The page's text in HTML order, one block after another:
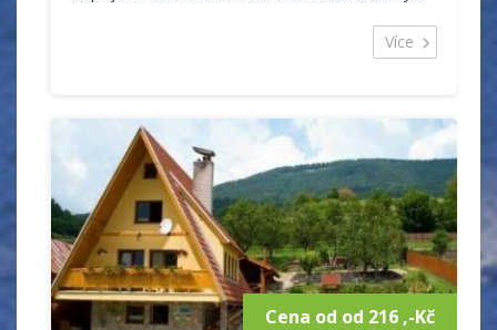
Více
Cena od od 216 ,-Kč